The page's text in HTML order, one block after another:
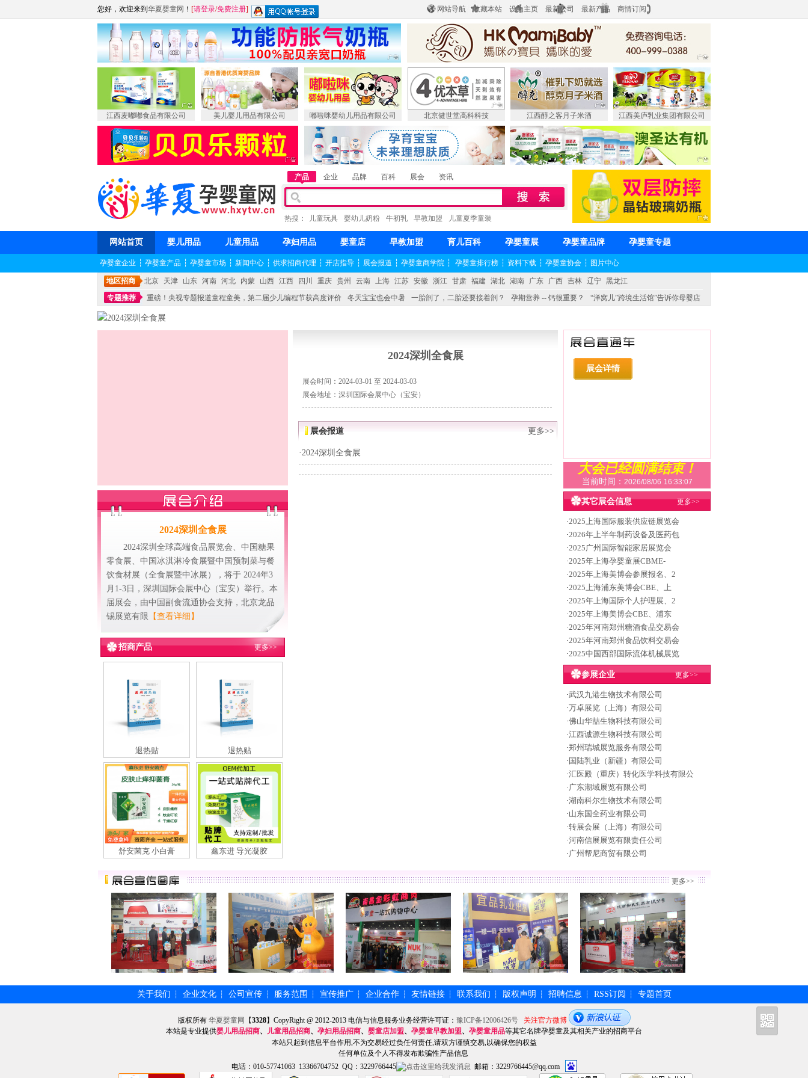
网站导航 收藏本站 设为主页 最新公司 最新产品 商情订阅
您好，欢迎来到 华夏婴童网 ！ [请登录/免费注册]
江西麦嘟嘟食品有限公司 美儿婴儿用品有限公司 嘟啦咪婴幼儿用品有限公司 北京健世堂高科科技 江西醇之客月子米酒 江西美庐乳业集团有限公司
产品 企业 品牌 百科 展会 资讯
热搜： 儿童玩具 婴幼儿奶粉 牛初乳 早教加盟 儿童夏季童装
网站首页 婴儿用品 儿童用品 孕妇用品 婴童店 早教加盟 育儿百科 孕婴童展 孕婴童品牌 孕婴童专题
孕婴童企业 ┆ 孕婴童产品 ┆ 孕婴童市场 ┆ 新闻中心 ┆ 供求招商代理 ┆ 开店指导 ┆ 展会报道 ┆ 孕婴童商学院 ┆ 孕婴童排行榜 ┆ 资料下载 ┆ 孕婴童协会 ┆ 图片中心
地区招商 北京 天津 山东 河南 河北 内蒙 山西 江西 四川 重庆 贵州 云南 上海 江苏 安徽 浙江 甘肃 福建 湖北 湖南 广东 广西 吉林 辽宁 黑龙江
专题推荐
重磅！央视专题报道童程童美，第二届少儿编程节获高度评价 冬天宝宝也会中暑 一胎剖了，二胎还要接着剖？ 孕期营养 -- 钙很重要？
“洋窝儿”跨境生活馆”告诉你母婴店
不能再单纯地销售产品,而要向增强服务转型,毕竟母婴产品比较特殊。”
2024深圳全食展
2024深圳全球高端食品展览会、中国糖果
零食展、中国冰淇淋冷食展暨中国预制菜与餐
饮食材展（全食展暨中冰展），将于 2024年3
月1-3日，深圳国际会展中心（宝安）举行。本
届展会，由中国副食流通协会支持，北京龙品
锡展览有限 【查看详细】
招商产品 更多>>
退热贴 退热贴
舒安菌克 小白膏 鑫东进 导光凝胶
2024深圳全食展
展会时间：2024-03-01 至 2024-03-03
展会地址：深圳国际会展中心（宝安）
更多>>
展会报道
·2024深圳全食展
展会详情
大会已经圆满结束！
当前时间： 2026/08/06 16:33:08
其它展会信息 更多>>
·2025上海国际服装供应链展览会
·2026年上半年制药设备及医药包
·2025广州国际智能家居展览会
·2025年上海孕婴童展CBME-
·2025年上海美博会参展报名、2
·2025上海浦东美博会CBE、上
·2025年上海国际个人护理展、2
·2025年上海美博会CBE、浦东
·2025年河南郑州糖酒食品交易会
·2025年河南郑州食品饮料交易会
·2025中国西部国际流体机械展览
参展企业 更多>>
·武汉九港生物技术有限公司
·万卓展览（上海）有限公司
·佛山华喆生物科技有限公司
·江西诚源生物科技有限公司
·郑州瑞城展览服务有限公司
· 国陆乳业（新疆）有限公司
·汇医殿（重庆）转化医学科技有限公
·广东潮域展览有限公司
·湖南科尔生物技术有限公司
·山东国全药业有限公司
·转展会展（上海）有限公司
·河南信展展览有限责任公司
·广州帮尼商贸有限公司
更多>>
关于我们 ┆ 企业文化 ┆ 公司宣传 ┆ 服务范围 ┆ 宣传推广 ┆ 企业合作 ┆ 友情链接 ┆ 联系我们 ┆ 版权声明 ┆ 招聘信息 ┆ RSS订阅 ┆ 专题首页
版权所有 华夏婴童网 【3328】CopyRight @ 2012-2013 电信与信息服务业务经营许可证： 豫ICP备12006426号
关注官方微博
本站是专业提供婴儿用品招商、 儿童用品招商、 孕妇用品招商、 婴童店加盟、 孕婴童早教加盟、 孕婴童用品等其它名牌孕婴童及其相关产业的招商平台
本站只起到信息平台作用,不为交易经过负任何责任,请双方谨慎交易,以确保您的权益
任何单位及个人不得发布欺骗性产品信息
电话：010-57741063 13366704752 QQ：3229766445
邮箱：3229766445@qq.com